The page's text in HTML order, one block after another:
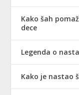
Kako šah
dece
Legenda o
Kako je nastao